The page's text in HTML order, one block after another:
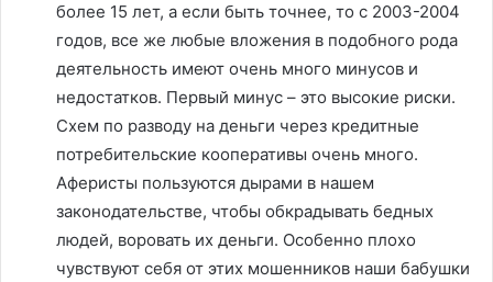
более 15 лет, а если быть точнее, то с 2003-2004
годов, все же любые вложения в подобного рода
деятельность имеют очень много минусов и
недостатков. Первый минус – это высокие риски.
Схем по разводу на деньги через кредитные
потребительские кооперативы очень много.
Аферисты пользуются дырами в нашем
законодательстве, чтобы обкрадывать бедных
людей, воровать их деньги. Особенно плохо
чувствуют себя от этих мошенников наши бабушки